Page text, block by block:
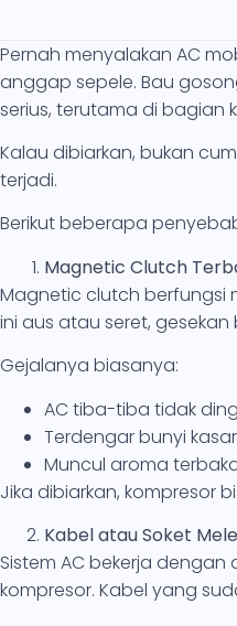
Pernah menyalakan AC
anggap sepele. Bau
serius, terutama di bagian
Kalau dibiarkan, bukan
terjadi.
Berikut beberapa
Magnetic Clutch
Magnetic clutch berfungsi
ini aus atau seret,
Gejalanya biasanya:
AC tiba-tiba tidak
Terdengar bunyi
Muncul aroma
Jika dibiarkan, kompresor
Kabel atau Soket
Sistem AC bekerja
kompresor. Kabel yang